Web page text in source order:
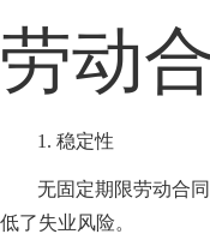
劳动
1. 稳定性
无固定期限劳动合
低了失业风险。